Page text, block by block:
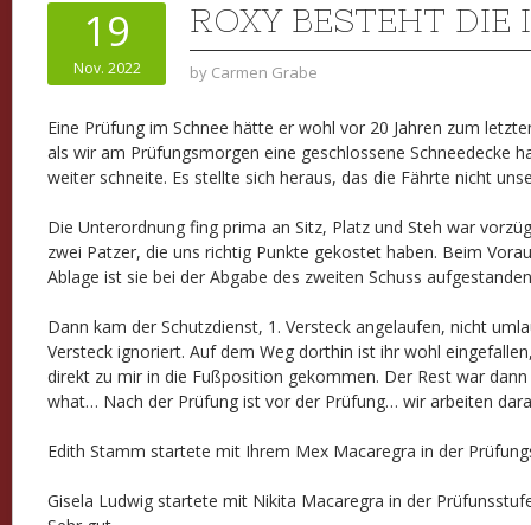
19
Nov. 2022
ROXY BESTEHT DIE
by Carmen Grabe
Eine Prüfung im Schnee hätte er wohl vor 20 Jahren zum
als wir am Prüfungsmorgen eine geschlossene Schneedecke
weiter schneite. Es stellte sich heraus, das die Fährte nicht
Die Unterordnung fing prima an Sitz, Platz und Steh war
zwei Patzer, die uns richtig Punkte gekostet haben. Beim
Ablage ist sie bei der Abgabe des zweiten Schuss
Dann kam der Schutzdienst, 1. Versteck angelaufen, nicht
Versteck ignoriert. Auf dem Weg dorthin ist ihr wohl
direkt zu mir in die Fußposition gekommen. Der Rest war
what… Nach der Prüfung ist vor der Prüfung… wir arbeiten
Edith Stamm startete mit Ihrem Mex Macaregra in der
Gisela Ludwig startete mit Nikita Macaregra in der